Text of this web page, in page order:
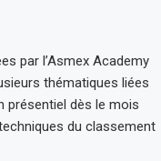
par l’Asmex Academy
thématiques liées
présentiel dès le mois
du classement